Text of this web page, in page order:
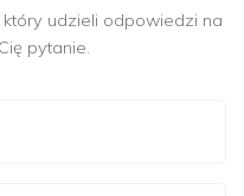
udzieli odpowiedzi na
pytanie.